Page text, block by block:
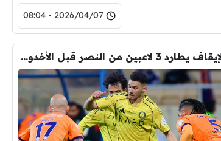
2026/04/07 - 08:04
الإيقاف يطارد 3 لاعبين من النصر قبل الأخدود !